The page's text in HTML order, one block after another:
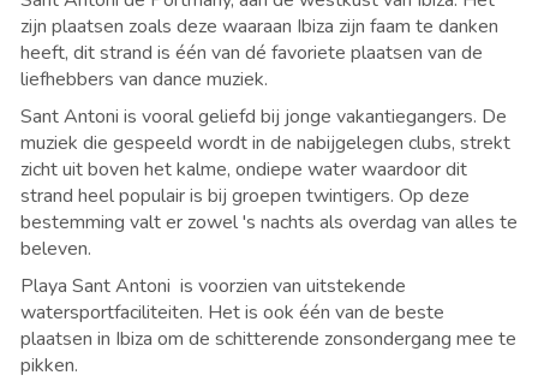
zijn plaatsen zoals deze waaraan Ibiza zijn faam te danken
heeft, dit strand is één van dé favoriete plaatsen van de
liefhebbers van dance muziek.
Sant Antoni is vooral geliefd bij jonge vakantiegangers. De
muziek die gespeeld wordt in de nabijgelegen clubs, strekt
zicht uit boven het kalme, ondiepe water waardoor dit
strand heel populair is bij groepen twintigers. Op deze
bestemming valt er zowel 's nachts als overdag van alles te
beleven.
Playa Sant Antoni is voorzien van uitstekende
watersportfaciliteiten. Het is ook één van de beste
plaatsen in Ibiza om de schitterende zonsondergang mee te
pikken.